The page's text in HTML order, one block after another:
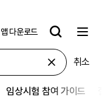
앱 다운로드
취소
임상시험 참여 가이드